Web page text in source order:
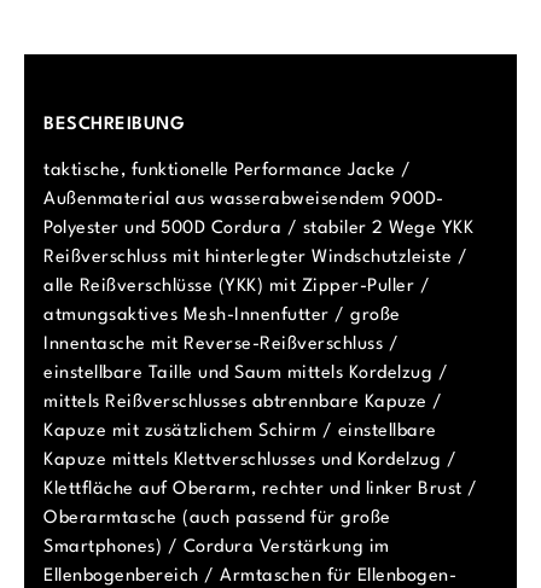
BESCHREIBUNG
taktische, funktionelle Performance Jacke /
Außenmaterial aus wasserabweisendem 900D-
Polyester und 500D Cordura / stabiler 2 Wege YKK
Reißverschluss mit hinterlegter Windschutzleiste /
alle Reißverschlüsse (YKK) mit Zipper-Puller /
atmungsaktives Mesh-Innenfutter / große
Innentasche mit Reverse-Reißverschluss /
einstellbare Taille und Saum mittels Kordelzug /
mittels Reißverschlusses abtrennbare Kapuze /
Kapuze mit zusätzlichem Schirm / einstellbare
Kapuze mittels Klettverschlusses und Kordelzug /
Klettfläche auf Oberarm, rechter und linker Brust /
Oberarmtasche (auch passend für große
Smartphones) / Cordura Verstärkung im
Ellenbogenbereich / Armtaschen für Ellenbogen-